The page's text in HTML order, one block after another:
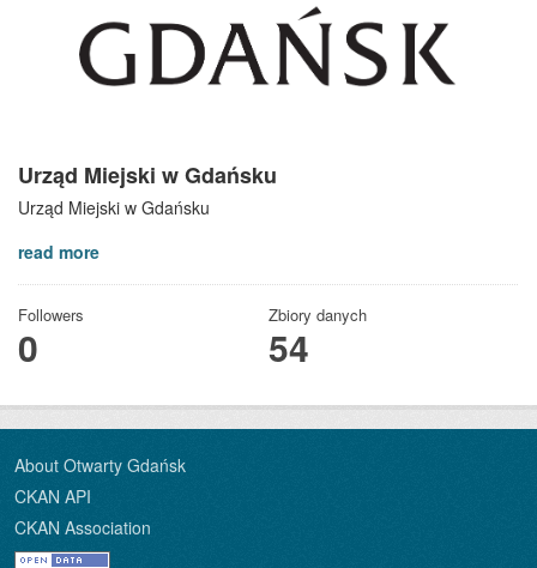
Urząd Miejski w Gdańsku
Urząd Miejski w Gdańsku
read more
Followers
0
Zbiory danych
54
About Otwarty Gdańsk
CKAN API
CKAN Association